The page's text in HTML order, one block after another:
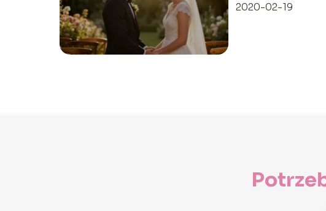
2020-02-19